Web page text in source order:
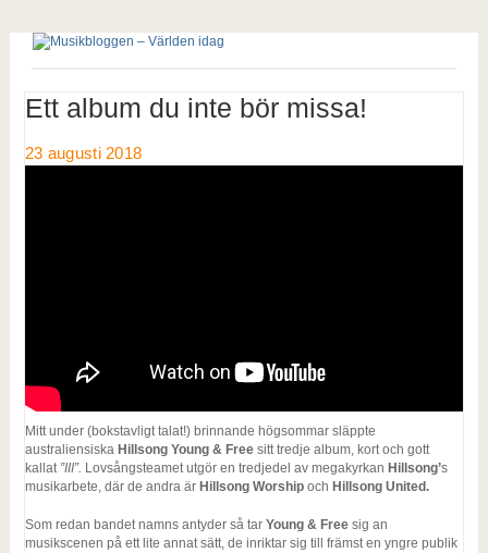
Ett album du inte bör missa!
23 augusti 2018
Mitt under (bokstavligt talat!) brinnande högsommar släppte
australiensiska Hillsong Young & Free sitt tredje album, kort och gott
kallat ”III”. Lovsångsteamet utgör en tredjedel av megakyrkan Hillsong’s
musikarbete, där de andra är Hillsong Worshipoch Hillsong United.
Som redan bandet namns antyder så tar Young & Free sig an
musikscenen på ett lite annat sätt, de inriktar sig till främst en yngre publik